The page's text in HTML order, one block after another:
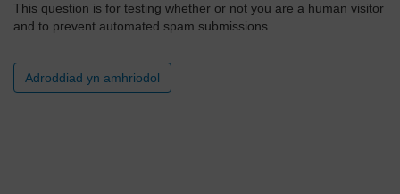
This question is for testing whether or not you are a human visitor
and to prevent automated spam submissions.
Adroddiad yn amhriodol